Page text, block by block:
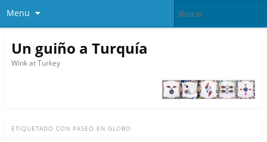
Menu
Un guiño a Turquía
Wink at Turkey
ETIQUETADO CON PASEO EN GLOBO